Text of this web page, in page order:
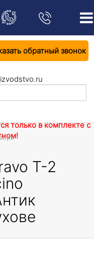
обратный звонок
только в комплекте с
T-2